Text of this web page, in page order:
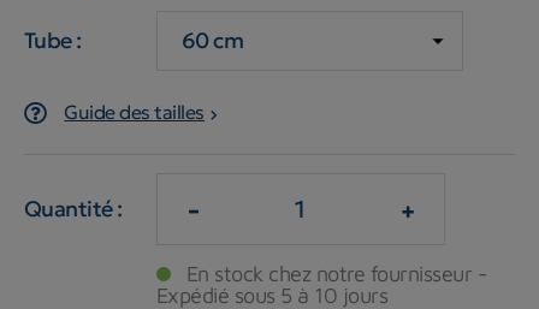
Tube :
Guide des tailles
Quantité : - +
En stock chez notre fournisseur -
Expédié sous 5 à 10 jours